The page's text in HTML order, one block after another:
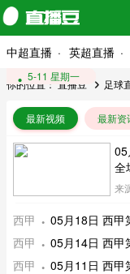
中超直播 英超直播
你的位置：直播豆 足球
最新视频 最新资
05
全
来
西甲
05月18日 西甲
西甲
05月14日 西甲
西甲
05月11日 西甲
5-18 星期一
5-14 星期四
5-11 星期一